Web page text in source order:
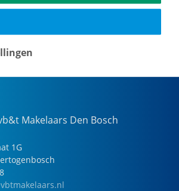
Makelaars Den Bosch
1G